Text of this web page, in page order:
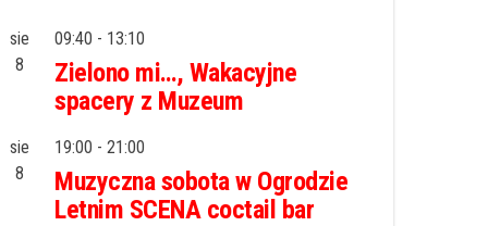
sie
8
09:40 - 13:10
Zielono mi…, Wakacyjne
spacery z Muzeum
sie
8
19:00 - 21:00
Muzyczna sobota w Ogrodzie
Letnim SCENA coctail bar